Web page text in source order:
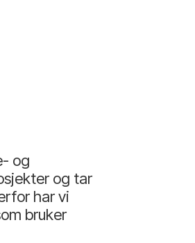
og
og tar
har vi
bruker